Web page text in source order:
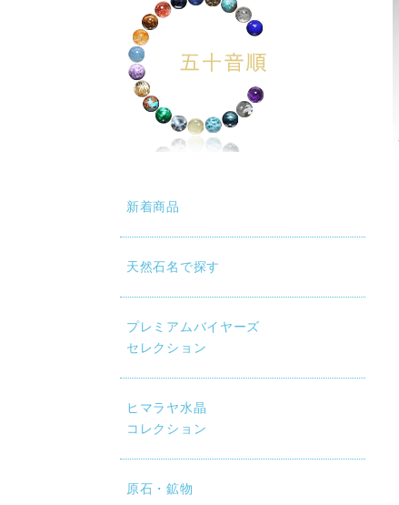
新着商品
天然石名で探す
プレミアムバイヤーズ
セレクション
ヒマラヤ水晶
コレクション
原石・鉱物